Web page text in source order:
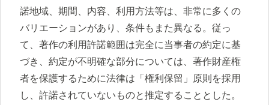
諾地域、期間、内容、利用方法等は、非常に多くの
バリエーションがあり、条件もまた異なる。従っ
て、著作の利用許諾範囲は完全に当事者の約定に基
づき、約定が不明確な部分については、著作財産権
者を保護するために法律は「権利保留」原則を採用
し、許諾されていないものと推定することとした。